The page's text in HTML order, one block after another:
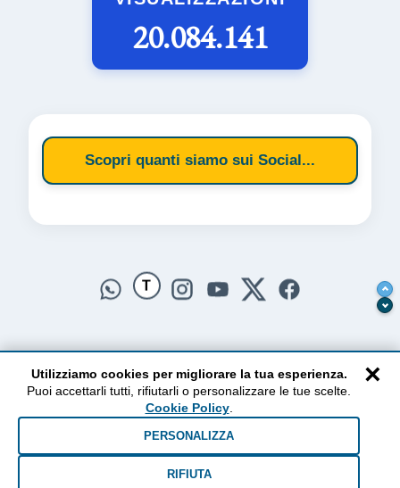
20.084.141
Scopri quanti siamo sui Social...
T
AlzogliOcchiversoilCielo
Dal 2010 ad oggi • Testi e pensieri tra terra e cielo
×
Utilizziamo cookies per migliorare la tua esperienza.
Puoi accettarli tutti, rifiutarli o personalizzare le tue scelte.
Cookie Policy.
PERSONALIZZA
RIFIUTA